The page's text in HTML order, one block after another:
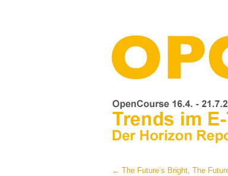
← The Future’s Bright, The